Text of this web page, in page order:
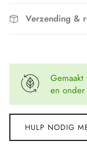
Verzending &
en
HULP NODIG